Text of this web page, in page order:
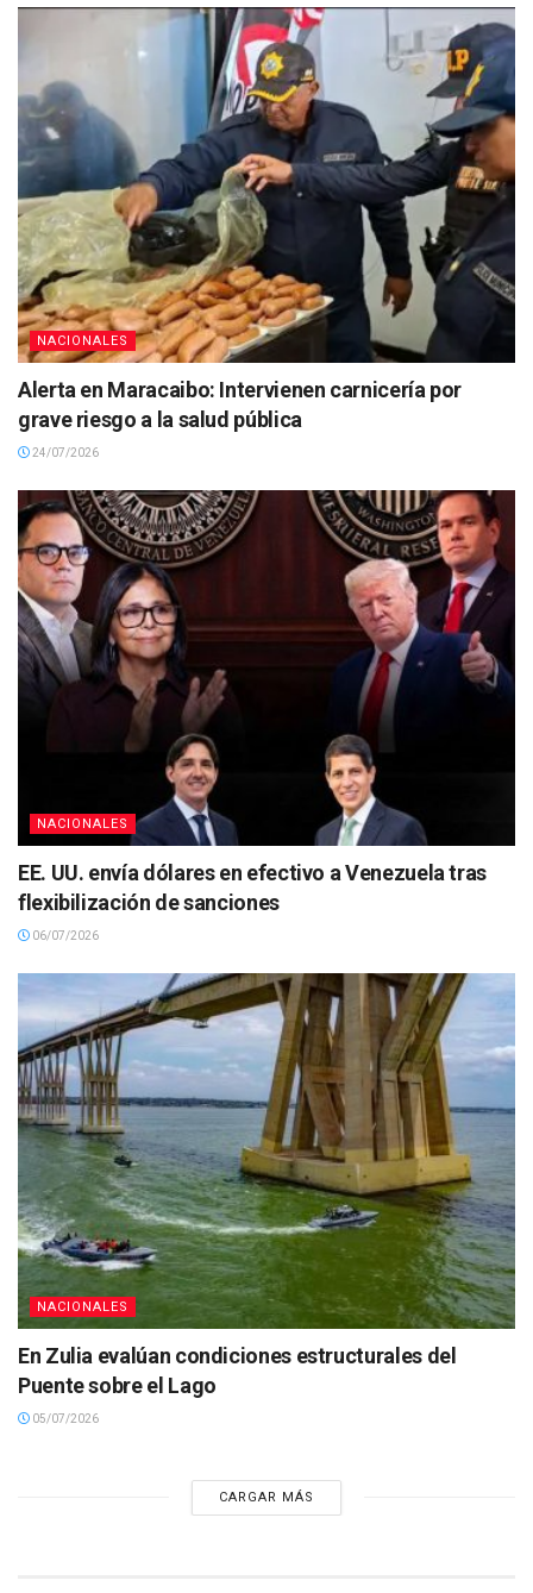
NACIONALES
Alerta en Maracaibo: Intervienen carnicería por
grave riesgo a la salud pública
24/07/2026
NACIONALES
EE. UU. envía dólares en efectivo a Venezuela tras
flexibilización de sanciones
06/07/2026
NACIONALES
En Zulia evalúan condiciones estructurales del
Puente sobre el Lago
05/07/2026
CARGAR MÁS